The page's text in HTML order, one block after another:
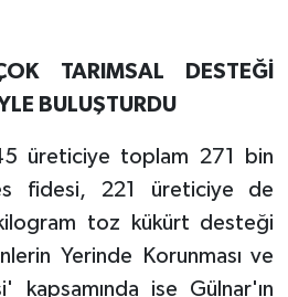
TARIMSAL DESTEĞİ
BULUŞTURDU
üreticiye toplam 271 bin
fidesi, 221 üreticiye de
toz kükürt desteği
Yerinde Korunması ve
kapsamında ise Gülnar'ın